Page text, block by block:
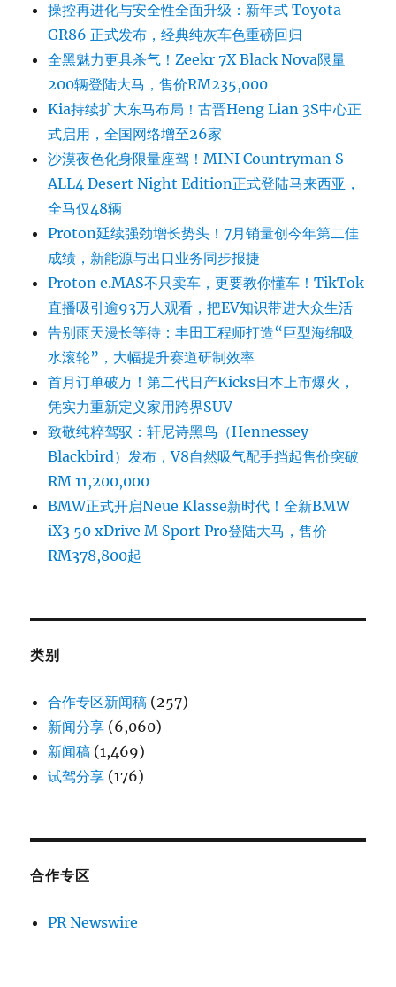
操控再进化与安全性全面升级：新年式 Toyota
GR86 正式发布，经典纯灰车色重磅回归
全黑魅力更具杀气！Zeekr 7X Black Nova限量
200辆登陆大马，售价RM235,000
Kia持续扩大东马布局！古晋Heng Lian 3S中心正
式启用，全国网络增至26家
沙漠夜色化身限量座驾！MINI Countryman S
ALL4 Desert Night Edition正式登陆马来西亚，
全马仅48辆
Proton延续强劲增长势头！7月销量创今年第二佳
成绩，新能源与出口业务同步报捷
Proton e.MAS不只卖车，更要教你懂车！TikTok
直播吸引逾93万人观看，把EV知识带进大众生活
告别雨天漫长等待：丰田工程师打造“巨型海绵吸
水滚轮”，大幅提升赛道研制效率
首月订单破万！第二代日产Kicks日本上市爆火，
凭实力重新定义家用跨界SUV
致敬纯粹驾驭：轩尼诗黑鸟（Hennessey
Blackbird）发布，V8自然吸气配手挡起售价突破
RM 11,200,000
BMW正式开启Neue Klasse新时代！全新BMW
iX3 50 xDrive M Sport Pro登陆大马，售价
RM378,800起
类别
合作专区新闻稿 (257)
新闻分享 (6,060)
新闻稿 (1,469)
试驾分享 (176)
合作专区
PR Newswire